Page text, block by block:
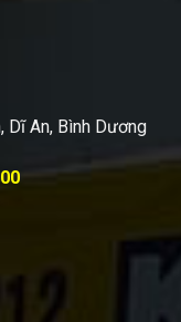
Dĩ An, Bình Dương